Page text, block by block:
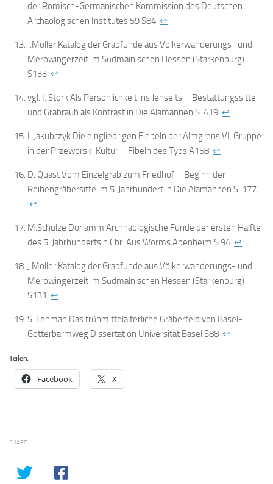
der Römisch-Germanischen Kommission des Deutschen
Archäologischen Institutes 59 S84 ↩
J.Möller Katalog der Grabfunde aus Völkerwanderungs- und
Merowingerzeit im Südmainischen Hessen (Starkenburg)
S133 ↩
vgl. I. Stork Als Persönlichkeit ins Jenseits – Bestattungssitte
und Grabraub als Kontrast in Die Alamannen S. 419 ↩
I. Jakubczyk Die eingliedrigen Fiebeln der Almgrens VI. Gruppe
in der Przeworsk-Kultur – Fibeln des Typs A158 ↩
D. Quast Vom Einzelgrab zum Friedhof – Beginn der
Reihengräbersitte im 5. Jahrhundert in Die Alamannen S. 177
↩
M.Schulze Dörlamm Archhäologische Funde der ersten Hälfte
des 5. Jahrhunderts n.Chr. Aus Worms Abenheim S.94 ↩
J.Möller Katalog der Grabfunde aus Völkerwanderungs- und
Merowingerzeit im Südmainischen Hessen (Starkenburg)
S131 ↩
S. Lehman Das frühmittelalterliche Gräberfeld von Basel-
Gotterbarmweg Dissertation Universität Basel S88 ↩
Teilen:
Facebook X
SHARE